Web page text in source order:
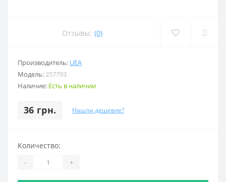
Отзывы: (0)
Производитель: UEA
Модель:257793
Наличие: Есть в наличии
36 грн. Нашли дешевле?
Количество:
- +